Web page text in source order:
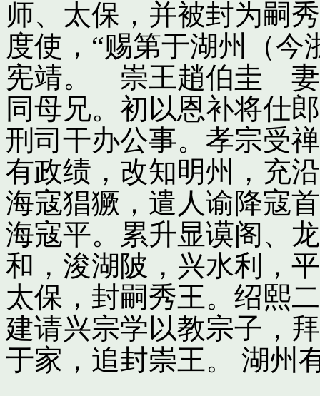
师、太保，并被封为嗣
度使，“赐第于湖州（今
宪靖。 崇王趙伯圭 妻
同母兄。初以恩补将仕
刑司干办公事。孝宗受
有政绩，改知明州，充
海寇猖獗，遣人谕降寇
海寇平。累升显谟阁、
和，浚湖陂，兴水利，
太保，封嗣秀王。绍熙
建请兴宗学以教宗子，
于家，追封崇王。 湖州